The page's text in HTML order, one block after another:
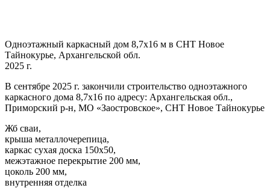
Одноэтажный каркасный дом 8,7х16 м в СНТ Новое
Тайнокурье, Архангельской обл.
2025 г.
В сентябре 2025 г. закончили строительство одноэтажного
каркасного дома 8,7х16 по адресу: Архангельская обл.,
Приморский р-н, МО «Заостровское», СНТ Новое Тайнокурье
Жб сваи,
крыша металлочерепица,
каркас сухая доска 150х50,
межэтажное перекрытие 200 мм,
цоколь 200 мм,
внутренняя отделка